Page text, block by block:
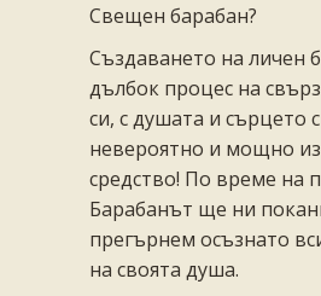
Свещен барабан?
Създаването на личен
дълбок процес на
си, с душата и сърцето
невероятно и мощно
средство! По време на
Барабанът ще ни
прегърнем осъзнато
на своята душа.